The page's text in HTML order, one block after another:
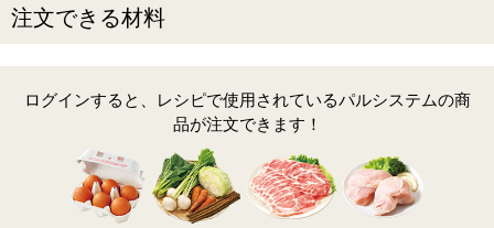
注文できる材料
ログインすると、レシピで使用されているパルシステムの商
品が注文できます！